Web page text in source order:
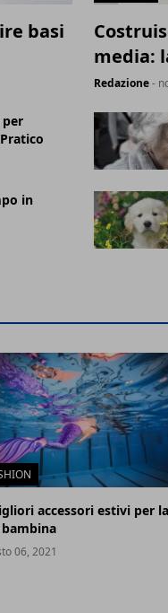
basi
media:
Redazione-
per
in
accessori estivi per la
06, 2021